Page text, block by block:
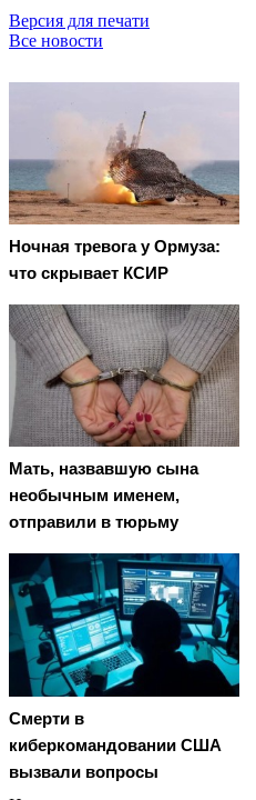
Версия для печати
Все новости
Ночная тревога у Ормуза:
что скрывает КСИР
Мать, назвавшую сына
необычным именем,
отправили в тюрьму
Смерти в
киберкомандовании США
вызвали вопросы